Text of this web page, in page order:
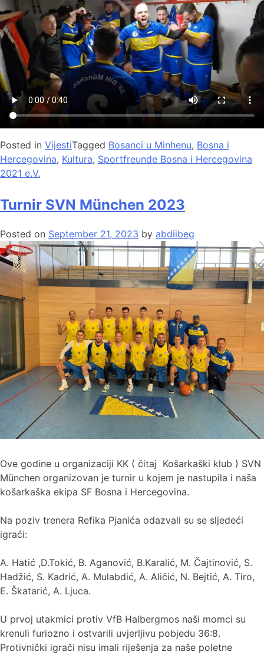
Posted in VijestiTagged Bosanci u Minhenu, Bosna i
Hercegovina, Kultura, Sportfreunde Bosna i Hercegovina
2021 e.V.
Turnir SVN München 2023
Posted on September 21, 2023 by abdiibeg
Ove godine u organizaciji KK ( čitaj Košarkaški klub ) SVN
München organizovan je turnir u kojem je nastupila i naša
košarkaška ekipa SF Bosna i Hercegovina.
Na poziv trenera Refika Pjanića odazvali su se sljedeći
igraći:
A. Hatić ,D.Tokić, B. Aganović, B.Karalić, M. Čajtinović, S.
Hadžić, S. Kadrić, A. Mulabdić, A. Aličić, N. Bejtić, A. Tiro,
E. Škatarić, A. Ljuca.
U prvoj utakmici protiv VfB Halbergmos naši momci su
krenuli furiozno i ostvarili uvjerljivu pobjedu 36:8.
Protivnički igrači nisu imali riješenja za naše poletne